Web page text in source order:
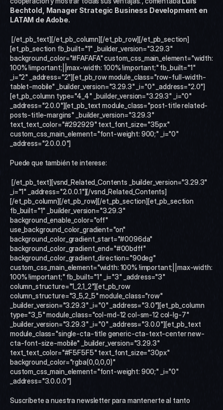
Bechtold, Manager Strategic Business Development en
LATAM de Adobe.
[et_pb_section fb_built="1" _builder_version="3.29.3"
background_color="#FAFAFA" custom_css_main_element="width:
100% !important;||max-width: 100% !important;" fb_built="1"
_i="2" _address="2"][et_pb_row module_class="row-full-width-
tablet-mobile" _builder_version="3.29.3" _i="0" _address="2.0"]
[et_pb_column type="4_4" _builder_version="3.29.3" _i="0"
_address="2.0.0"][et_pb_text module_class="post-title related-
posts-title-margins" _builder_version="3.29.3"
text_text_color="#292929" text_font_size="35px"
custom_css_main_element="font-weight: 900;" _i="0"
_address="2.0.0.0"]
Puede que también te interese:
_i="1" _address="2.0.0.1"][/vsnd_Related_Contents]
[/et_pb_column][/et_pb_row][/et_pb_section][et_pb_section
fb_built="1" _builder_version="3.29.3"
background_enable_color="off"
use_background_color_gradient="on"
background_color_gradient_start="#0096da"
background_color_gradient_end="#00bdff"
background_color_gradient_direction="90deg"
custom_css_main_element="width: 100% !important;||max-width:
100% !important;" fb_built="1" _i="3" _address="3"
column_structure="1_2,1_2"][et_pb_row
column_structure="3_5,2_5" module_class="row"
_builder_version="3.29.3" _i="0" _address="3.0"][et_pb_column
type="3_5" module_class="col-md-12 col-sm-12 col-lg-7"
_builder_version="3.29.3" _i="0" _address="3.0.0"][et_pb_text
module_class="single-cta-title generic-cta-text-center new-
cta-font-size-mobile" _builder_version="3.29.3"
text_text_color="#F5F5F5" text_font_size="30px"
background_color="rgba(0,0,0,0)"
custom_css_main_element="font-weight: 900;" _i="0"
_address="3.0.0.0"]
Suscríbete a nuestra newsletter para mantenerte al tanto